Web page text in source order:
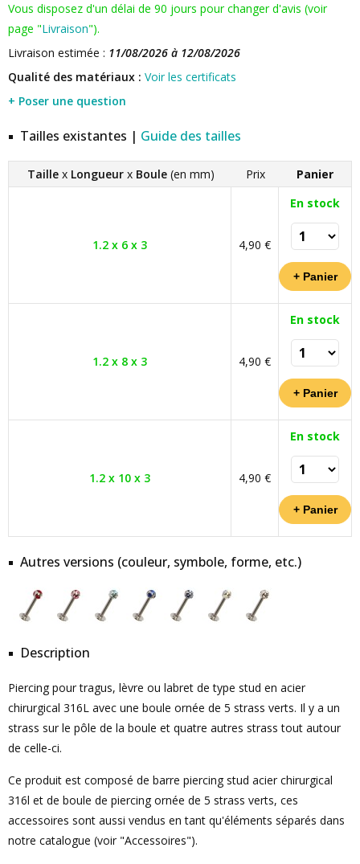
Vous disposez d'un délai de 90 jours pour changer d'avis (voir
page "Livraison").
Livraison estimée : 11/08/2026 à 12/08/2026
Qualité des matériaux : Voir les certificats
+ Poser une question
Tailles existantes | Guide des tailles
Taillex Longueurx Boule(en mm) Prix Panier
1.2 x 6 x 3 4,90 €
En stock
1.2 x 8 x 3 4,90 €
En stock
1.2 x 10 x 3 4,90 €
En stock
Autres versions (couleur, symbole, forme, etc.)
Description
Piercing pour tragus, lèvre ou labret de type stud en acier
chirurgical 316L avec une boule ornée de 5 strass verts. Il y a un
strass sur le pôle de la boule et quatre autres strass tout autour
de celle-ci.
Ce produit est composé de barre piercing stud acier chirurgical
316l et de boule de piercing ornée de 5 strass verts, ces
accessoires sont aussi vendus en tant qu'éléments séparés dans
notre catalogue (voir "Accessoires").